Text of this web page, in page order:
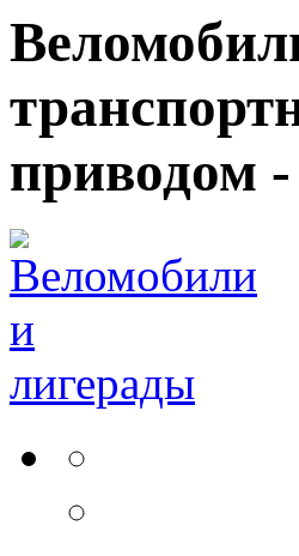
приводом